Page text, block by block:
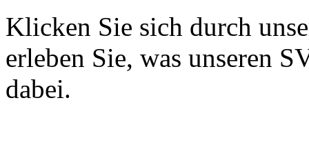
Klicken Sie sich durch
erleben Sie, was unseren
dabei.